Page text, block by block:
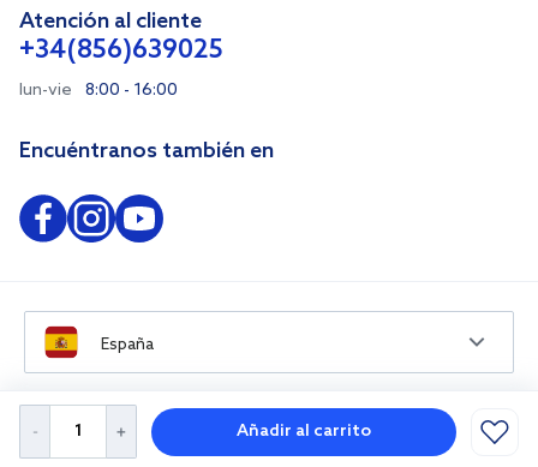
Añadir al carrito
Atención al cliente
+34(856)639025
lun-vie 8:00 - 16:00
Encuéntranos también en
España